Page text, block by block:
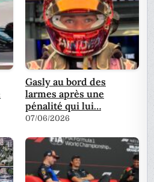
Gasly au bord des
larmes après une
pénalité qui lui…
07/06/2026